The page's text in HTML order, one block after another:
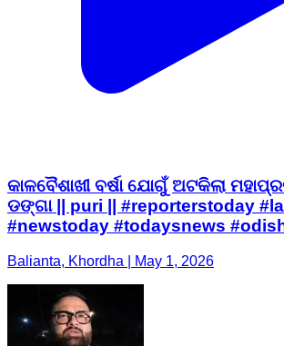
କାଳବୈଶାଖୀ ବର୍ଷା ଯୋଗୁଁ ଅଟକିଲା
ଡଙ୍ଗା || puri || #reporterstoday
#newstoday #todaysnews
Balianta, Khordha | May 1, 2026